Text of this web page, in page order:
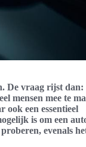
De vraag rijst
mensen mee te
een essentieel
is om een
evenals